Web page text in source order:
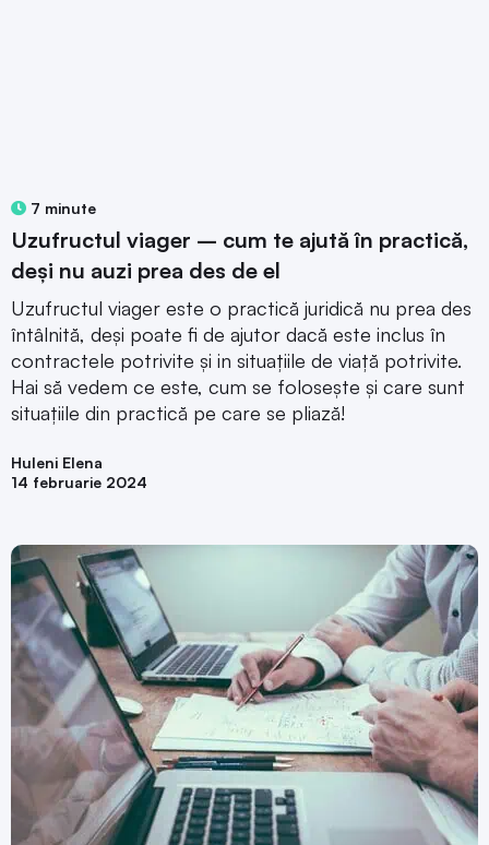
7 minute
Uzufructul viager – cum te ajută în practică,
deși nu auzi prea des de el
Uzufructul viager este o practică juridică nu prea des
întâlnită, deși poate fi de ajutor dacă este inclus în
contractele potrivite și in situațiile de viață potrivite.
Hai să vedem ce este, cum se folosește și care sunt
situațiile din practică pe care se pliază!
Huleni Elena
14 februarie 2024